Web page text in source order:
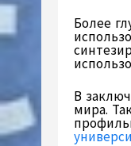
Более
В
мира.